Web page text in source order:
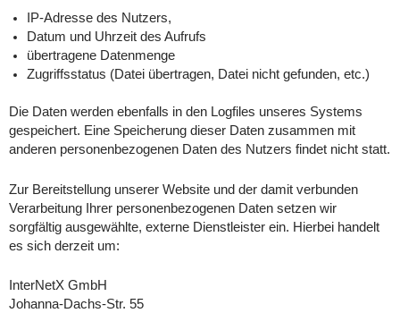
IP-Adresse des Nutzers,
Datum und Uhrzeit des Aufrufs
übertragene Datenmenge
Zugriffsstatus (Datei übertragen, Datei nicht gefunden, etc.)
Die Daten werden ebenfalls in den Logfiles unseres Systems
gespeichert. Eine Speicherung dieser Daten zusammen mit
anderen personenbezogenen Daten des Nutzers findet nicht statt.
Zur Bereitstellung unserer Website und der damit verbunden
Verarbeitung Ihrer personenbezogenen Daten setzen wir
sorgfältig ausgewählte, externe Dienstleister ein. Hierbei handelt
es sich derzeit um:
InterNetX GmbH
Johanna-Dachs-Str. 55